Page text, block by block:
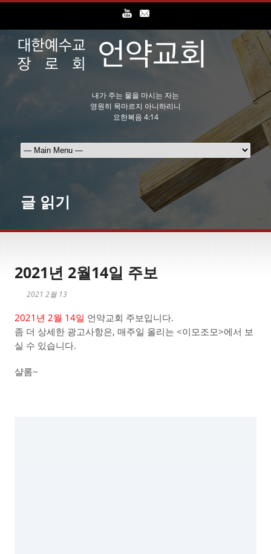
내가 주는 물을 마시는 자는
영원히 목마르지 아니하리니
요한복음 4:14
글 읽기
2021년 2월14일 주보
2021 2월 13
2021년 2월 14일 언약교회 주보입니다.
좀 더 상세한 광고사항은, 매주일 올리는 <이모조모>에서 보
실 수 있습니다.
샬롬~